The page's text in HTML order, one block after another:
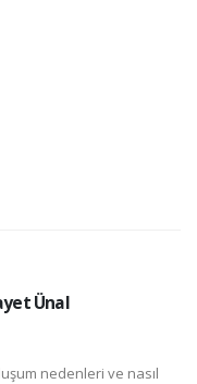
Ünal
nedenleri ve nasıl